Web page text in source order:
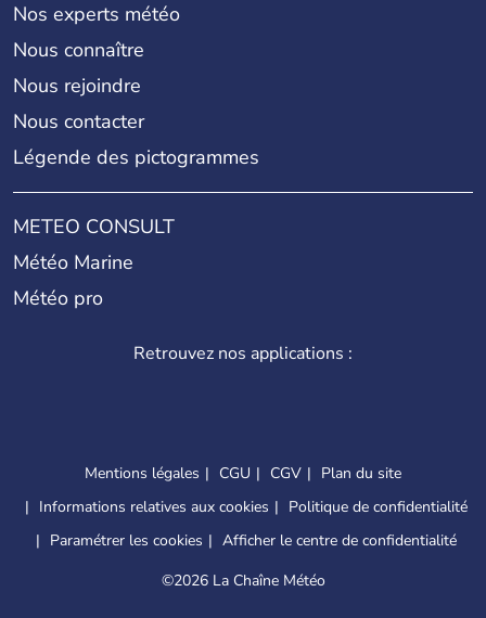
Nos experts météo
Nous connaître
Nous rejoindre
Nous contacter
Légende des pictogrammes
METEO CONSULT
Météo Marine
Météo pro
Retrouvez nos applications :
Mentions légales CGU CGV
Plan du site
Informations relatives aux cookies
Politique de confidentialité
Paramétrer les cookies
Afficher le centre de confidentialité
©2026 La Chaîne Météo